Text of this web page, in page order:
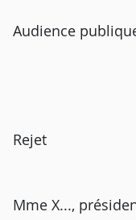
Audience
Rejet
Mme X...,